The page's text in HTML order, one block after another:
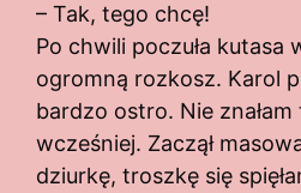
– Tak, tego chcę!
Po chwili poczuła kutasa
ogromną rozkosz. Karol
bardzo ostro. Nie
wcześniej. Zaczął
dziurkę, troszkę się